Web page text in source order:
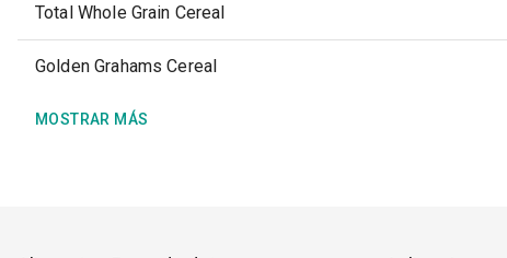
Total Whole Grain Cereal
Golden Grahams Cereal
MOSTRAR MÁS